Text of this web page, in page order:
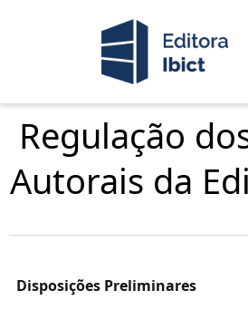
Regulação
Autorais da
Disposições Preliminares